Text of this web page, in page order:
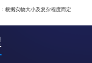
根据实物大小及复杂程度而定